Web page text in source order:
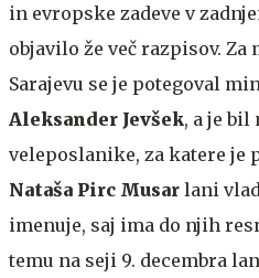
in evropske zadeve v
objavilo že več razpisov.
Sarajevu se je potegoval
Aleksander Jevšek, a je
veleposlanike, za katere je
Nataša Pirc Musar lani
imenuje, saj ima do njih
temu na seji 9. decembra